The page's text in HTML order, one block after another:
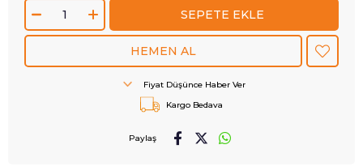
Fiyat Düşünce Haber Ver
Kargo Bedava
Paylaş